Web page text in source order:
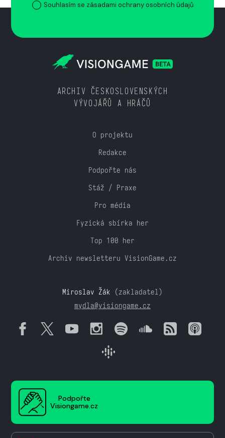
Souhlasím se zásadami ochrany osobních údajů
ARCHIV ČESKOSLOVENSKÝCH
VÝVOJÁŘŮ A HRÁČŮ
O projektu
Redakce
Podpořte nás
Stáž / Praxe
Pro média
Fyzická sbírka her
Top 100 her
Archiv newsletteru VisionGame.cz
Miroslav Žák (zakladatel)
mydla@visiongame.cz
Podpořte
Visiongame.cz